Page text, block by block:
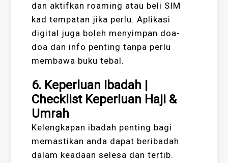
dan aktifkan roaming atau beli SIM
kad tempatan jika perlu. Aplikasi
digital juga boleh menyimpan doa-
doa dan info penting tanpa perlu
membawa buku tebal.
6. Keperluan Ibadah |
Checklist Keperluan Haji &
Umrah
Kelengkapan ibadah penting bagi
memastikan anda dapat beribadah
dalam keadaan selesa dan tertib.